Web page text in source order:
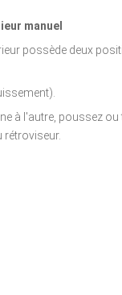
manuel
possède deux
à l'autre, poussez ou
rétroviseur.